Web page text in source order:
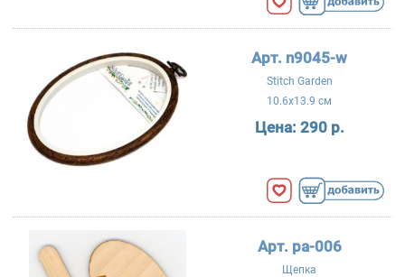
Арт. n9045-w
Stitch Garden
10.6x13.9 см
Цена: 290 р.
Арт. ра-006
Щепка